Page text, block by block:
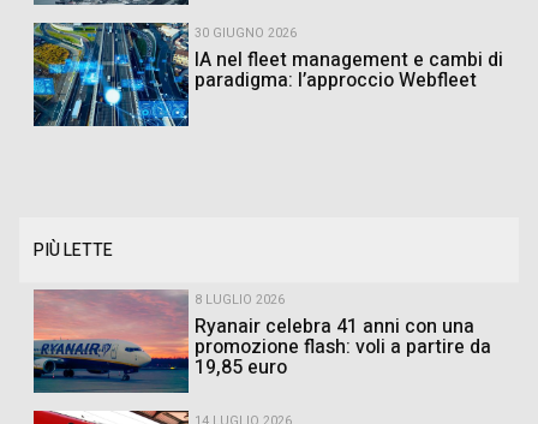
30 GIUGNO 2026
IA nel fleet management e cambi di
paradigma: l’approccio Webfleet
PIÙ LETTE
8 LUGLIO 2026
Ryanair celebra 41 anni con una
promozione flash: voli a partire da
19,85 euro